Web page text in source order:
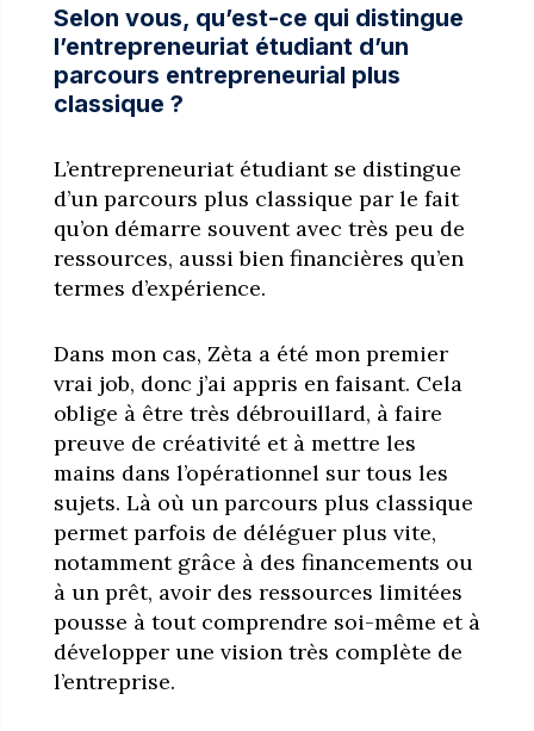
Selon vous, qu’est-ce qui distingue
l’entrepreneuriat étudiant d’un
parcours entrepreneurial plus
classique ?
L’entrepreneuriat étudiant se distingue
d’un parcours plus classique par le fait
qu’on démarre souvent avec très peu de
ressources, aussi bien financières qu’en
termes d’expérience.
Dans mon cas, Zèta a été mon premier
vrai job, donc j’ai appris en faisant. Cela
oblige à être très débrouillard, à faire
preuve de créativité et à mettre les
mains dans l’opérationnel sur tous les
sujets. Là où un parcours plus classique
permet parfois de déléguer plus vite,
notamment grâce à des financements ou
à un prêt, avoir des ressources limitées
pousse à tout comprendre soi-même et à
développer une vision très complète de
l’entreprise.